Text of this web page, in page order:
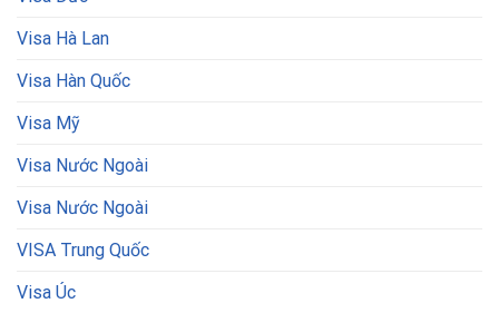
Visa Hà Lan
Visa Hàn Quốc
Visa Mỹ
Visa Nước Ngoài
Visa Nước Ngoài
VISA Trung Quốc
Visa Úc